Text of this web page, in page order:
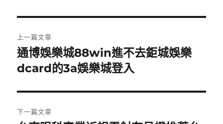
章
導
覽
上一篇文章
上
一
文
章:
通博娛樂城88win進不去鉅城娛樂
dcard的3a娛樂城登入
下一篇文章